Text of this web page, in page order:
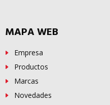
MAPA WEB
Empresa
Productos
Marcas
Novedades